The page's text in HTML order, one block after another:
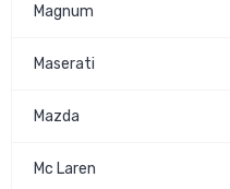
Magnum
Maserati
Mazda
Mc Laren